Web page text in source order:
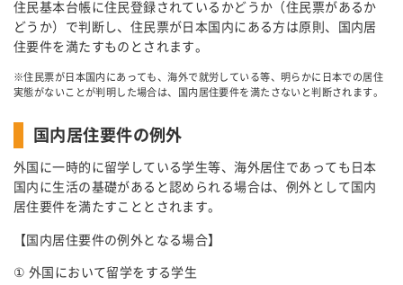
住民基本台帳に住民登録されているかどうか（住民票があるか
どうか）で判断し、住民票が日本国内にある方は原則、国内居
住要件を満たすものとされます。
※住民票が日本国内にあっても、海外で就労している等、明らかに日本での居住
実態がないことが判明した場合は、国内居住要件を満たさないと判断されます。
国内居住要件の例外
外国に一時的に留学している学生等、海外居住であっても日本
国内に生活の基礎があると認められる場合は、例外として国内
居住要件を満たすこととされます。
【国内居住要件の例外となる場合】
① 外国において留学をする学生